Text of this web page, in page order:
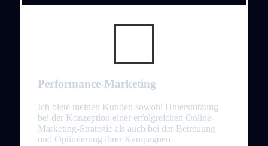
Performance-Marketing
Ich biete meinen Kunden sowohl Unterstützung
bei der Konzeption einer erfolgreichen Online-
Marketing-Strategie als auch bei der Betreuung
und Optimierung ihrer Kampagnen.